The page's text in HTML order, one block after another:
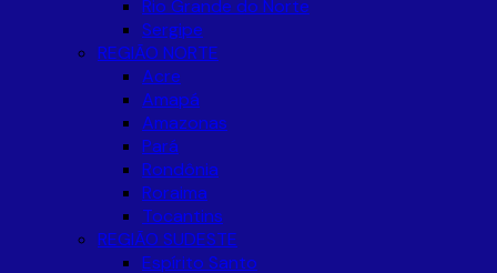
Rio Grande do Norte
Sergipe
REGIÃO NORTE
Acre
Amapá
Amazonas
Pará
Rondônia
Roraima
Tocantins
REGIÃO SUDESTE
Espírito Santo